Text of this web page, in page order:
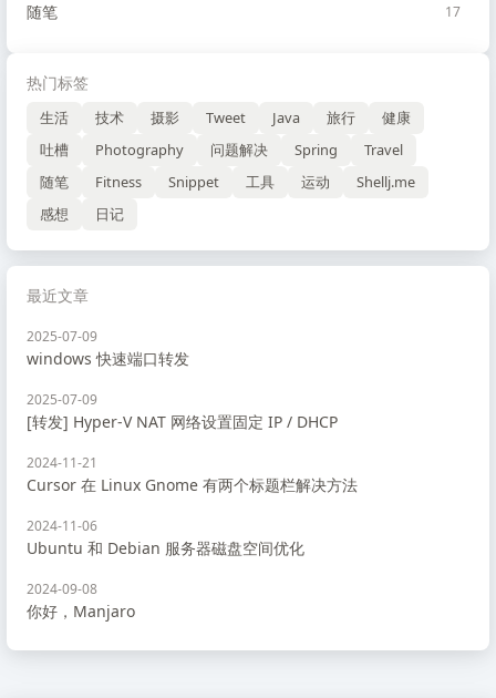
随笔 17
热门标签
生活 技术 摄影 Tweet Java 旅行
健康
吐槽
Photography 问题解决 Spring
Travel
随笔
Fitness Snippet 工具 运动
Shellj.me
感想
日记
最近文章
2025-07-09
windows 快速端口转发
2025-07-09
[转发] Hyper-V NAT 网络设置固定 IP / DHCP
2024-11-21
Cursor 在 Linux Gnome 有两个标题栏解决方法
2024-11-06
Ubuntu 和 Debian 服务器磁盘空间优化
2024-09-08
你好，Manjaro